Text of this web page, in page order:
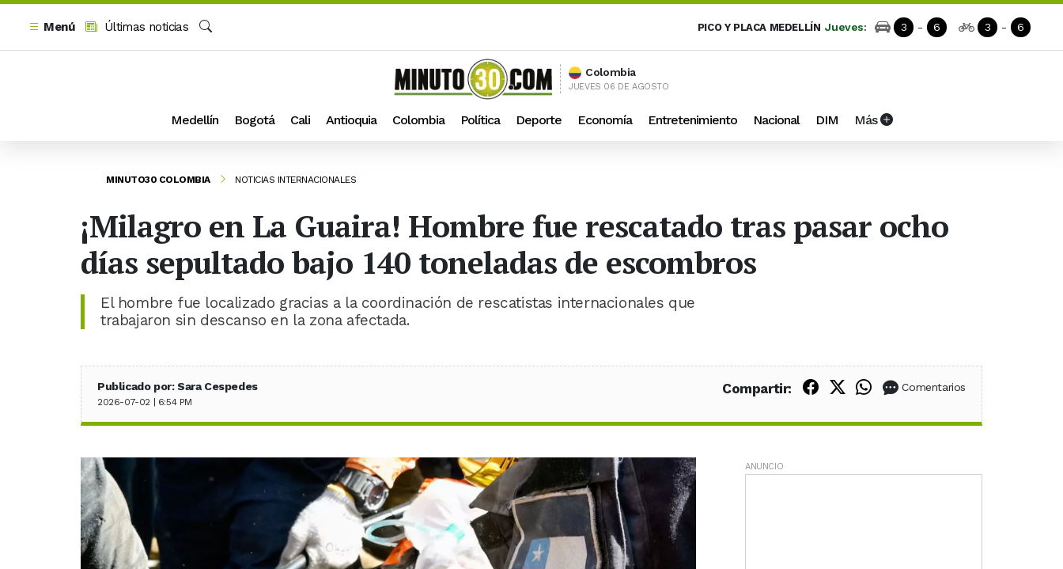
Menú
Últimas noticias
PICO Y PLACA MEDELLÍN Jueves: 3 - 6 3 - 6
Colombia
JUEVES 06 DE AGOSTO
Medellín Bogotá Cali Antioquia Colombia Política Deporte Economía Entretenimiento Nacional DIM Más
MINUTO30 COLOMBIA NOTICIAS INTERNACIONALES
¡Milagro en La Guaira! Hombre fue rescatado tras pasar ocho
días sepultado bajo 140 toneladas de escombros
El hombre fue localizado gracias a la coordinación de rescatistas internacionales que
trabajaron sin descanso en la zona afectada.
Publicado por: Sara Cespedes
2026-07-02 | 6:54 PM
Compartir: Compartir en Facebook
Compartir en X (Twitter)
Compartir en WhatsApp
Comentarios
ANUNCIO